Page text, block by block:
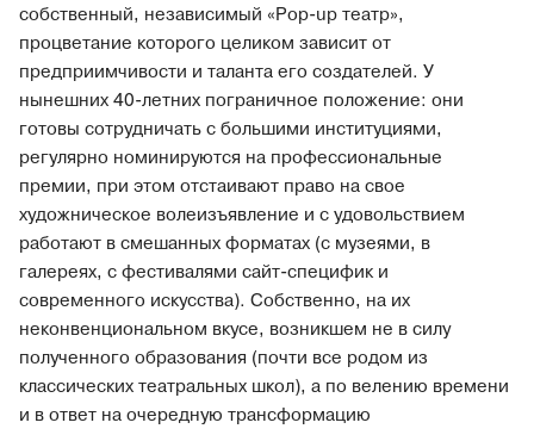
собственный, независимый «Pop-up театр»,
процветание которого целиком зависит от
предприимчивости и таланта его создателей. У
нынешних 40-летних пограничное положение: они
готовы сотрудничать с большими институциями,
регулярно номинируются на профессиональные
премии, при этом отстаивают право на свое
художническое волеизъявление и с удовольствием
работают в смешанных форматах (с музеями, в
галереях, с фестивалями сайт-специфик и
современного искусства). Собственно, на их
неконвенциональном вкусе, возникшем не в силу
полученного образования (почти все родом из
классических театральных школ), а по велению времени
и в ответ на очередную трансформацию